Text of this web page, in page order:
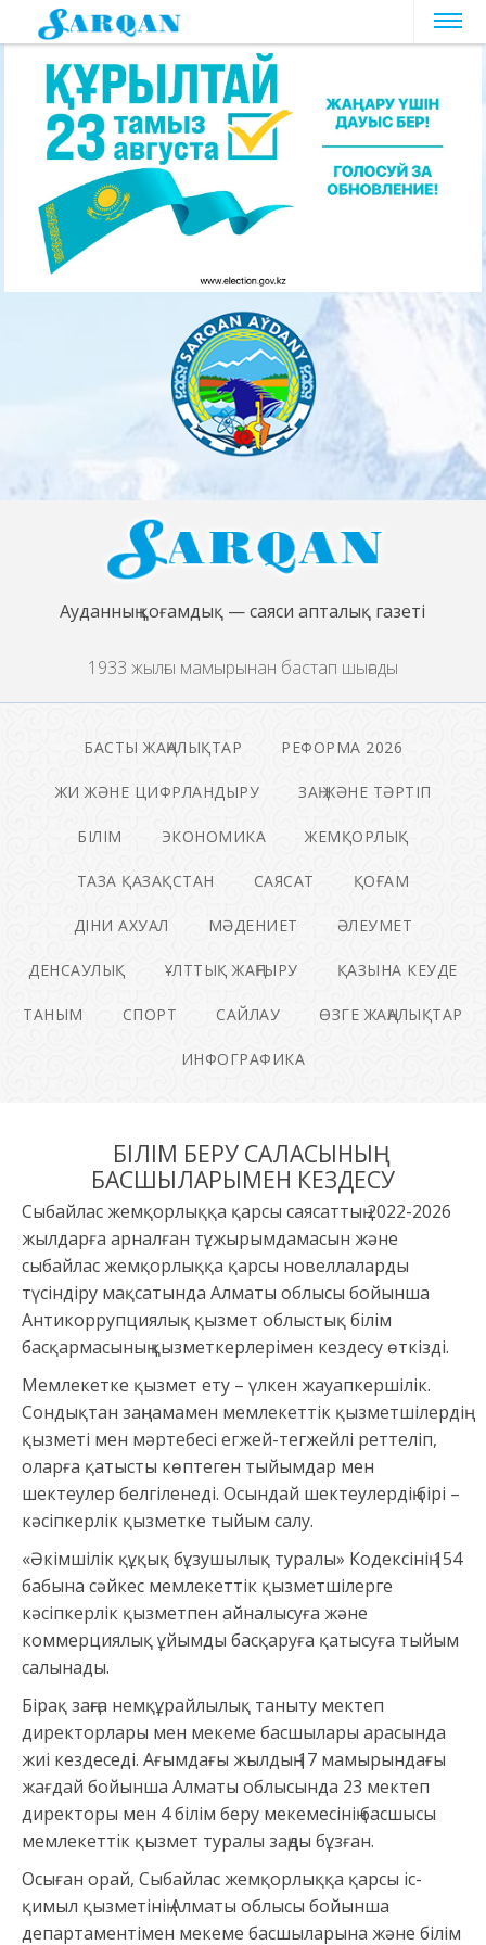
Ауданның қоғамдық — саяси апталық газеті
1933 жылғы мамырынан бастап шығады
БАСТЫ ЖАҢАЛЫҚТАР РЕФОРМА 2026
ЖИ ЖӘНЕ ЦИФРЛАНДЫРУ ЗАҢ ЖӘНЕ ТӘРТІП
БІЛІМ ЭКОНОМИКА ЖЕМҚОРЛЫҚ
ТАЗА ҚАЗАҚСТАН САЯСАТ ҚОҒАМ
ДІНИ АХУАЛ МӘДЕНИЕТ ӘЛЕУМЕТ
ДЕНСАУЛЫҚ ҰЛТТЫҚ ЖАҢҒЫРУ ҚАЗЫНА КЕУДЕ
ТАНЫМ СПОРТ САЙЛАУ ӨЗГЕ ЖАҢАЛЫҚТАР
ИНФОГРАФИКА
БІЛІМ БЕРУ САЛАСЫНЫҢ
БАСШЫЛАРЫМЕН КЕЗДЕСУ
Сыбайлас жемқорлыққа қарсы саясаттың 2022-2026
жылдарға арналған тұжырымдамасын және
сыбайлас жемқорлыққа қарсы новеллаларды
түсіндіру мақсатында Алматы облысы бойынша
Антикоррупциялық қызмет облыстық білім
басқармасының қызметкерлерімен кездесу өткізді.
Мемлекетке қызмет ету – үлкен жауапкершілік.
Сондықтан заңнамамен мемлекеттік қызметшілердің
қызметі мен мәртебесі егжей-тегжейлі реттеліп,
оларға қатысты көптеген тыйымдар мен
шектеулер белгіленеді. Осындай шектеулердің бірі –
кәсіпкерлік қызметке тыйым салу.
«Әкімшілік құқық бұзушылық туралы» Кодексінің 154
бабына сәйкес мемлекеттік қызметшілерге
кәсіпкерлік қызметпен айналысуға және
коммерциялық ұйымды басқаруға қатысуға тыйым
салынады.
Бірақ заңға немқұрайлылық таныту мектеп
директорлары мен мекеме басшылары арасында
жиі кездеседі. Ағымдағы жылдың 17 мамырындағы
жағдай бойынша Алматы облысында 23 мектеп
директоры мен 4 білім беру мекемесінің басшысы
мемлекеттік қызмет туралы заңды бұзған.
Осыған орай, Сыбайлас жемқорлыққа қарсы іс-
қимыл қызметінің Алматы облысы бойынша
департаментімен мекеме басшыларына және білім